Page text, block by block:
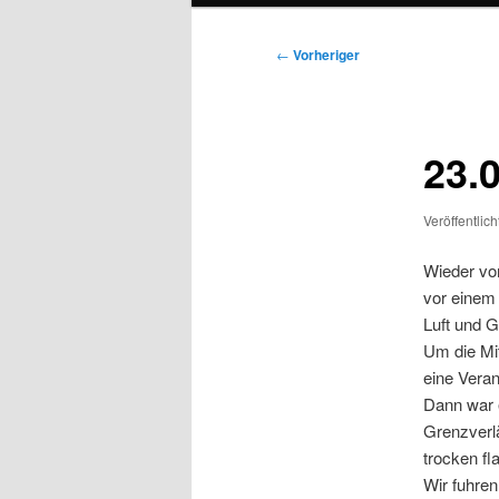
Beitragsnavigation
← Vorheriger
Wieder
vor
Luft und
Um die
eine
Dann
trocken
Wir